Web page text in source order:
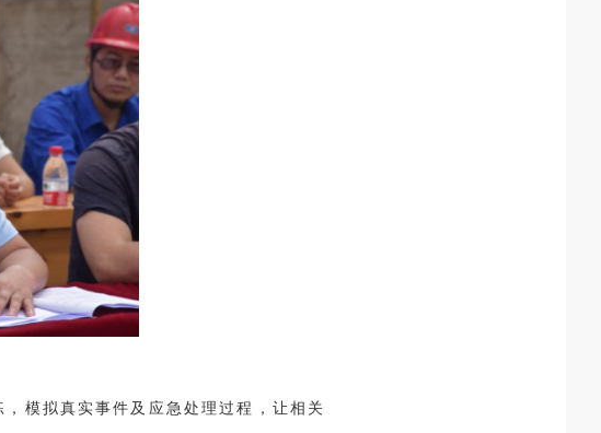
模拟真实事件及应急处理过程，让相关